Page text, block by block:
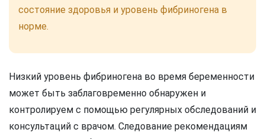
состояние здоровья и уровень фибриногена в
норме.
Низкий уровень фибриногена во время беременности
может быть заблаговременно обнаружен и
контролируем с помощью регулярных обследований и
консультаций с врачом. Следование рекомендациям